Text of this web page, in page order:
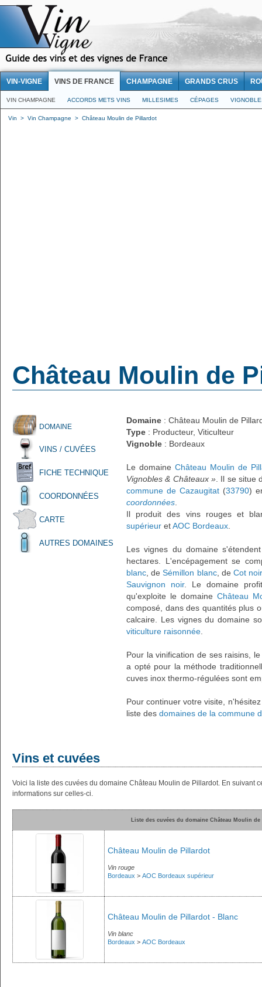
VIN-VIGNE VINS DE FRANCE CHAMPAGNE GRANDS CRUS
VIN CHAMPAGNE ACCORDS METS VINS MILLESIMES CÉPAGES
Vin > Vin Champagne > Château Moulin de Pillardot
Château Moulin de
DOMAINE
VINS / CUVÉES
FICHE TECHNIQUE
COORDONNÉES
CARTE
AUTRES DOMAINES
Domaine : Château Moulin de
Type : Producteur, Viticulteur
Vignoble : Bordeaux
Le domaine Château Moulin de
Vignobles & Châteaux ». Il se situe
commune de Cazaugitat(33790)
coordonnées
Il produit des vins rouges et
supérieur etAOC Bordeaux
Les vignes du domaine
hectares. L'encépagement se
blanc , deSémillon blanc, de Cot noir
Sauvignon noir. Le domaine
qu'exploite le domaine Château
composé, dans des quantités plus
calcaire. Les vignes du domaine
viticulture raisonnée
Pour la vinification de ses raisins,
a opté pour la méthode
cuves inox thermo-régulées sont
Pour continuer votre visite,
liste des domaines de la commune
Vins et cuvées
Voici la liste des cuvées du domaine Château Moulin de Pillardot. En suivant
informations sur celles-ci.
Liste des cuvées du domaine Château Moulin
Château Moulin de Pillardot
Vin rouge
Bordeaux > AOC Bordeaux supérieur
Château Moulin de Pillardot - Blanc
Vin blanc
Bordeaux > AOC Bordeaux